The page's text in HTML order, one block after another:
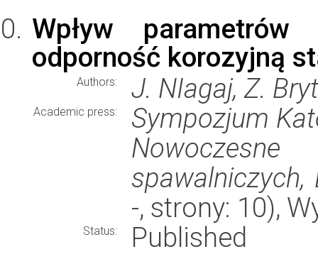
Wpływ
odporność korozyjną
Authors: J. NIagaj, Z.
Academic press:
Sympozjum
spawalniczych,
-, strony: 10),
Status: Published